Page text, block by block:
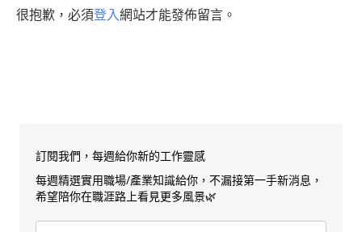
很抱歉，必須登入網站才能發佈留言。
訂閱我們，每週給你新的工作靈感
每週精選實用職場/產業知識給你，不漏接第一手新消息，
希望陪你在職涯路上看見更多風景🌿